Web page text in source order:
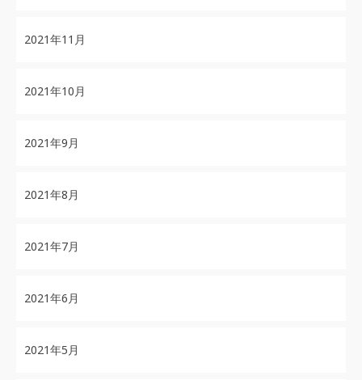
2021年11月
2021年10月
2021年9月
2021年8月
2021年7月
2021年6月
2021年5月